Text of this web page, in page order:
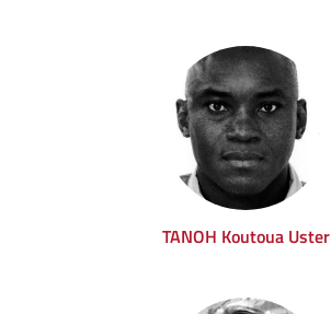
TANOH Koutoua Uster